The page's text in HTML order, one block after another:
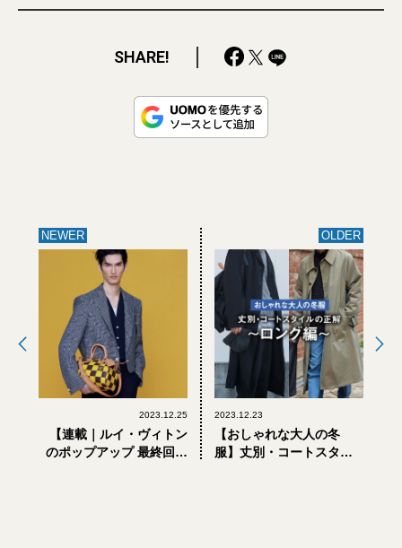
SHARE!
NEWER
2023.12.25
【連載｜ルイ・ヴィトン
のポップアップ 最終回】
OLDER
2023.12.23
【おしゃれな大人の冬
服】丈別・コートスタイ